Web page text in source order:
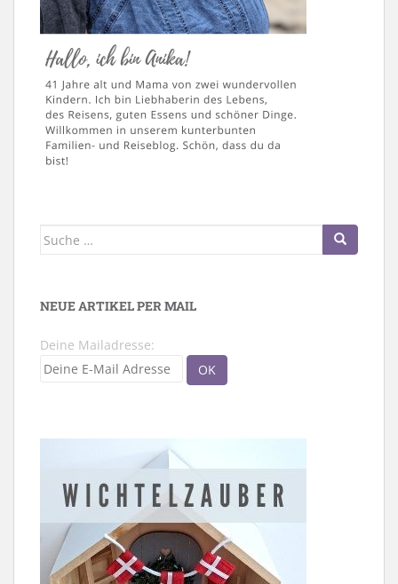
Suche
NEUE ARTIKEL PER MAIL
Deine Mailadresse: